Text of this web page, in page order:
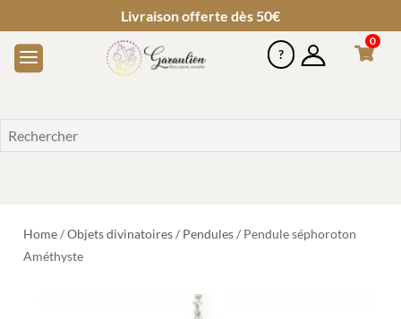
Livraison offerte dès 50€
0
Home/Objets divinatoires/ Pendules/ Pendule séphoroton
Améthyste